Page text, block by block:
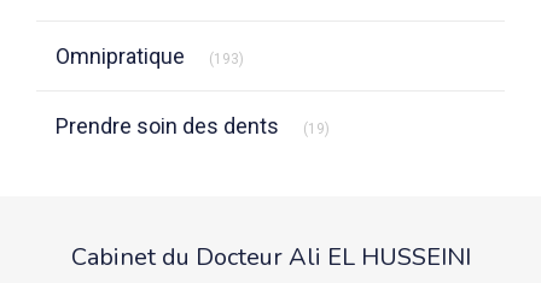
Omnipratique (193)
Prendre soin des dents (19)
Cabinet du Docteur Ali EL HUSSEINI